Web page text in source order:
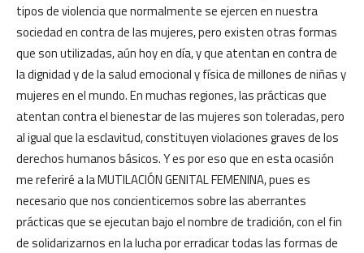
tipos de violencia que normalmente se ejercen en nuestra
sociedad en contra de las mujeres, pero existen otras formas
que son utilizadas, aún hoy en día, y que atentan en contra de
la dignidad y de la salud emocional y física de millones de niñas y
mujeres en el mundo. En muchas regiones, las prácticas que
atentan contra el bienestar de las mujeres son toleradas, pero
al igual que la esclavitud, constituyen violaciones graves de los
derechos humanos básicos. Y es por eso que en esta ocasión
me referiré a la MUTILACIÓN GENITAL FEMENINA, pues es
necesario que nos concienticemos sobre las aberrantes
prácticas que se ejecutan bajo el nombre de tradición, con el fin
de solidarizarnos en la lucha por erradicar todas las formas de